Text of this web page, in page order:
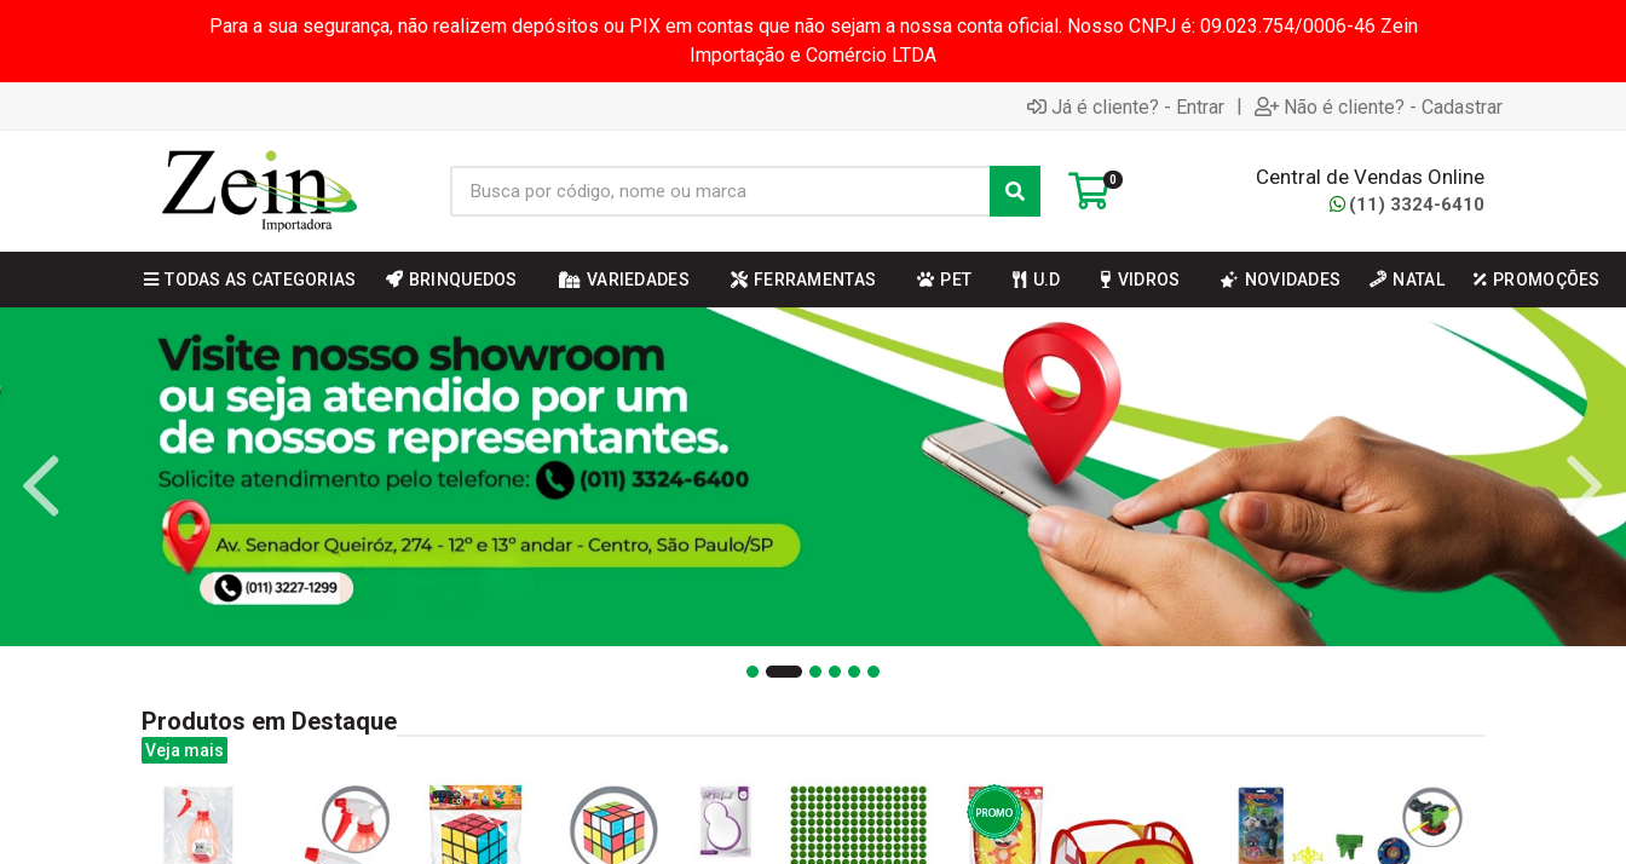
Para a sua segurança, não realizem depósitos ou PIX em contas que não sejam a nossa conta oficial. Nosso CNPJ é: 09.023.754/0006-46 Zein
Importação e Comércio LTDA
Já é cliente? - Entrar | Não é cliente? - Cadastrar
0 Central de Vendas Online
(11) 3324-6410
TODAS AS CATEGORIAS BRINQUEDOS VARIEDADES FERRAMENTAS PET U.D VIDROS NOVIDADES NATAL PROMOÇÕES
Produtos em Destaque
Veja mais